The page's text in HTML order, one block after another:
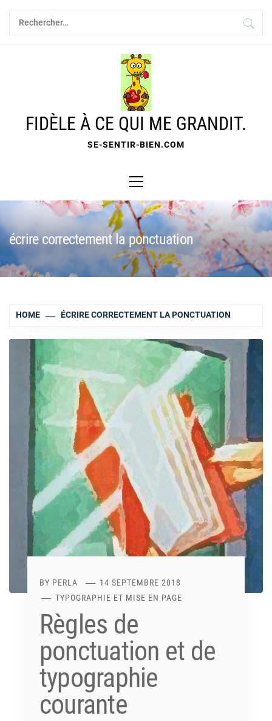
Skip
content
Rechercher :
FIDÈLE À CE QUI ME GRANDIT.
SE-SENTIR-BIEN.COM
Menu
écrire correctement la ponctuation
HOME ÉCRIRE CORRECTEMENT LA PONCTUATION
BY PERLA
14 SEPTEMBRE 2018
TYPOGRAPHIE ET MISE EN PAGE
Règles de
ponctuation et de
typographie
courante